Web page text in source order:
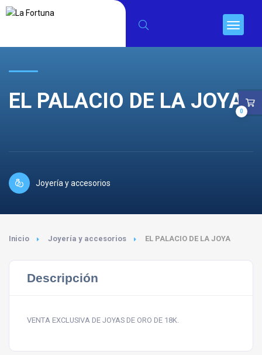
EL PALACIO DE LA JOYA
Joyería y accesorios
Inicio Joyería y accesorios EL PALACIO DE LA JOYA
Descripción
VENTA EXCLUSIVA DE JOYAS DE ORO DE 18K.
0